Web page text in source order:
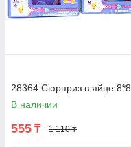
28364 Сюрприз в яйце 8*8
В наличии
555 ₸ 1 110 ₸